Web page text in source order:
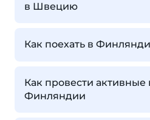
в Швецию
Как поехать в
Как провести
Финляндии